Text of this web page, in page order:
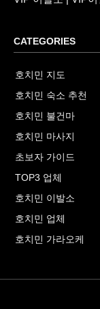
CATEGORIES
호치민 지도
호치민 숙소 추천
호치민 불건마
호치민 마사지
초보자 가이드
TOP3 업체
호치민 이발소
호치민 업체
호치민 가라오케